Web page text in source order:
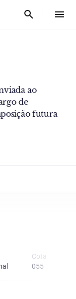
ao
de
futura
Cota
055